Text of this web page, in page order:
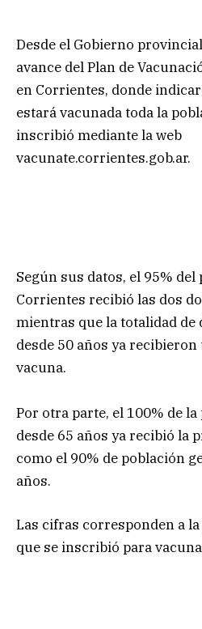
Desde el Gobierno
avance del Plan de
en Corrientes, donde
estará vacunada toda la
inscribió mediante la web
vacunate.corrientes.gob.ar.
Según sus datos, el 95% del
Corrientes recibió las dos
mientras que la totalidad de
desde 50 años ya recibieron
vacuna.
Por otra parte, el 100% de
desde 65 años ya recibió la
como el 90% de población
años.
Las cifras corresponden a
que se inscribió para